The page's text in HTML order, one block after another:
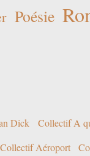
Poésie
Dick Collectif A
Collectif Aéroport